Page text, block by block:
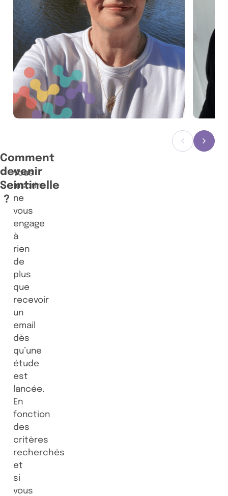
Précédent
Comment
devenir
Seintinelle
?
Vous
inscrire
ne
vous
engage
à
rien
de
plus
que
recevoir
un
email
dès
qu’une
étude
est
lancée.
En
fonction
des
critères
recherchés
et
si
vous